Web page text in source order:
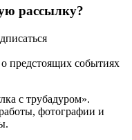
рассылку?
предстоящих событиях
с трубадуром».
фотографии и